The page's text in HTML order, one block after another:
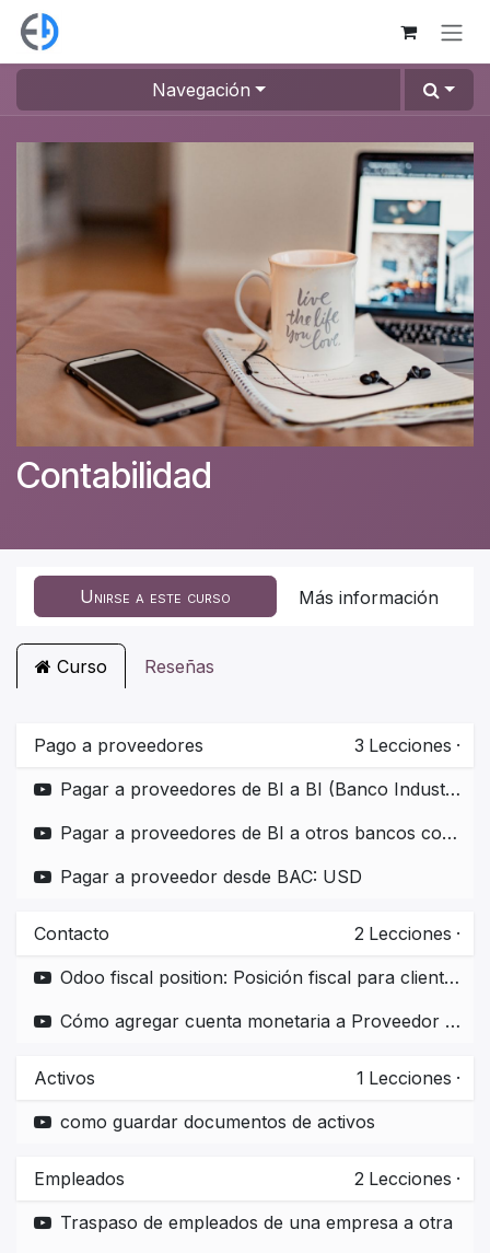
Ir al contenido
Navegación
Contabilidad
Unirse a este curso Más información
Curso Reseñas
Pago a proveedores 3 Lecciones ·
Pagar a proveedores de BI a BI (Banco Industrial a Banco Industrial) con archivo CSV
Pagar a proveedores de BI a otros bancos con archivo CSV
Pagar a proveedor desde BAC: USD
Contacto 2 Lecciones ·
Odoo fiscal position: Posición fiscal para clientes de exportación y que no se facturan
Cómo agregar cuenta monetaria a Proveedor en empresas diferentes dentro de la misma base de datos
Activos 1 Lecciones ·
como guardar documentos de activos
Empleados 2 Lecciones ·
Traspaso de empleados de una empresa a otra